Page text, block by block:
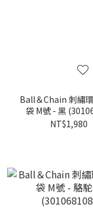
Ball＆Chain 刺繡
袋 M號 - 黑
NT$1,980